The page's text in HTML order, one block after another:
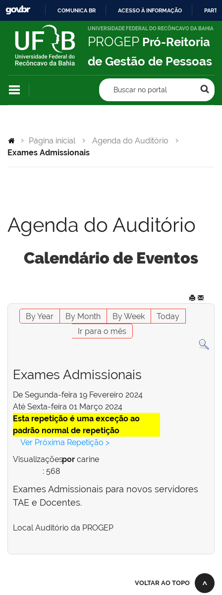
IR
PARA
CONTEÚDO
COMUNICA BR ACESSO À INFORMAÇÃO
UNIVERSIDADE FEDERAL DO RECÔNCAVO DA BAHIA
PROGEP Pró-Reitoria
de Gestão de Pessoas
Buscar no portal
Página inicial
Agenda do Auditório
Exames Admissionais
Agenda do Auditório
Calendário de Eventos
By Year By Month By Week
Today
Ir para o mês
Exames Admissionais
De Segunda-feira 19 Fevereiro 2024
Até Sexta-feira 01 Março 2024
Esta repetição é uma exceção ao
padrão normal de repetição
Ver Próxima Repetição >
Visualizações
: 568
porcarine
Exames Admissionais para novos servidores
TAE e Docentes.
LocalAuditório da PROGEP
VOLTAR AO TOPO